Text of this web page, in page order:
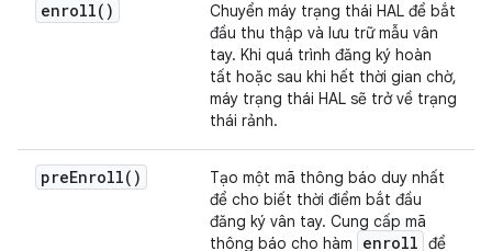
enroll( )
Chuyển máy trạng thái HAL để bắt
đầu thu thập và lưu trữ mẫu vân
tay. Khi quá trình đăng ký hoàn
tất hoặc sau khi hết thời gian chờ,
máy trạng thái HAL sẽ trở về trạng
thái rảnh.
preEnroll( )
Tạo một mã thông báo duy nhất
để cho biết thời điểm bắt đầu
đăng ký vân tay. Cung cấp mã
thông báo cho hàm
enroll để